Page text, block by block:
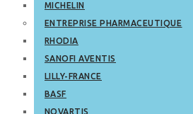
MICHELIN
ENTREPRISE PHARMACEUTIQUE
RHODIA
SANOFI AVENTIS
LILLY-FRANCE
BASF
NOVARTIS